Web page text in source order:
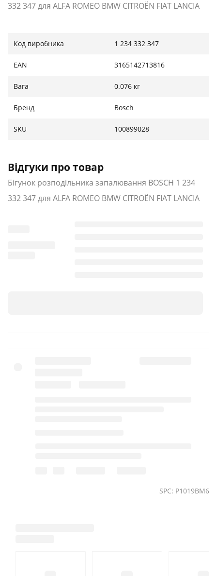
332 347 для ALFA ROMEO BMW CITROËN FIAT LANCIA
Код виробника 1 234 332 347
EAN 3165142713816
Вага 0.076 кг
Бренд Bosch
SKU 100899028
Відгуки про товар
Бігунок розподільника запалювання BOSCH 1 234
332 347 для ALFA ROMEO BMW CITROËN FIAT LANCIA
SPC: P1019BM6